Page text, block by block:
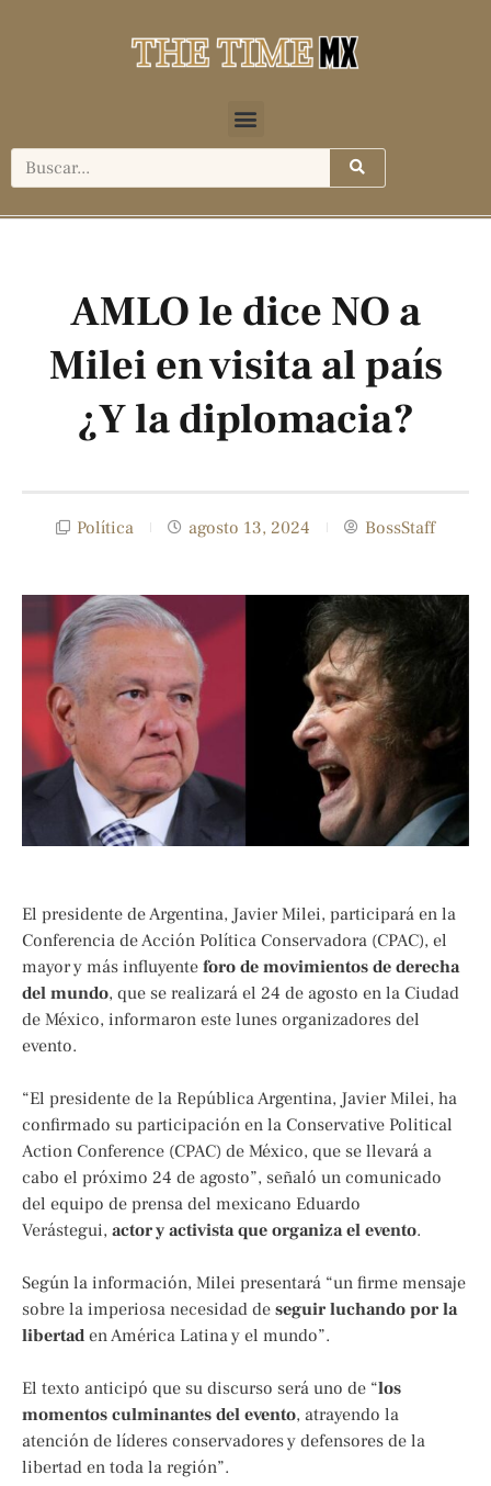
AMLO le dice NO a
Milei en visita al país
¿Y la diplomacia?
Política agosto 13, 2024 BossStaff
El presidente de Argentina, Javier Milei, participará en la
Conferencia de Acción Política Conservadora (CPAC), el
mayor y más influyente foro de movimientos de derecha
del mundo, que se realizará el 24 de agosto en la Ciudad
de México, informaron este lunes organizadores del
evento.
“El presidente de la República Argentina, Javier Milei, ha
confirmado su participación en la Conservative Political
Action Conference (CPAC) de México, que se llevará a
cabo el próximo 24 de agosto”, señaló un comunicado
del equipo de prensa del mexicano Eduardo
Verástegui, actor y activista que organiza el evento.
Según la información, Milei presentará “un firme mensaje
sobre la imperiosa necesidad de seguir luchando por la
libertad en América Latina y el mundo”.
El texto anticipó que su discurso será uno de “los
momentos culminantes del evento, atrayendo la
atención de líderes conservadores y defensores de la
libertad en toda la región”.